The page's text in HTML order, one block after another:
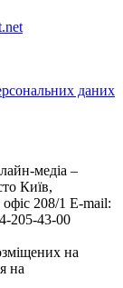
даних
медіа –
Київ,
208/1 E-mail:
205-43-00
на
на